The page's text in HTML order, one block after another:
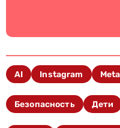
AI Instagram Meta
Безопасность Дети